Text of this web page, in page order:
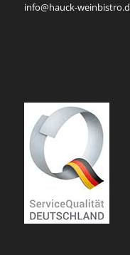
info@hauck-